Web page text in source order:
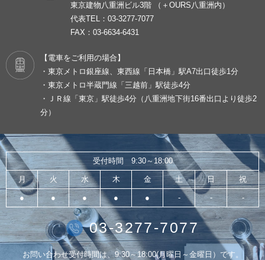
東京建物八重洲ビル3階 （＋OURS八重洲内）
代表TEL：03-3277-7077
FAX：03-6634-6431
【電車をご利用の場合】
・東京メトロ銀座線、東西線「日本橋」駅A7出口徒歩1分
・東京メトロ半蔵門線「三越前」駅徒歩4分
・ＪＲ線「東京」駅徒歩4分（八重洲地下街16番出口より徒歩2
分）
受付時間 9:30～18:00
月 火 水 木 金 土 日 祝
● ● ● ● ● - - -
03-3277-7077
お問い合わせ受付時間は、9:30～18:00(月曜日～金曜日）です。